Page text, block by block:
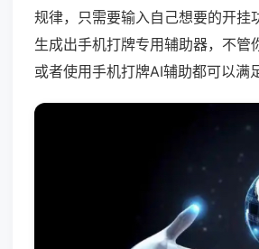
规律，只需要输入自己想要的开挂
生成出手机打牌专用辅助器，不管
或者使用手机打牌AI辅助都可以满